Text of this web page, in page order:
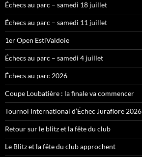
Échecs au parc – samedi 18 juillet
Échecs au parc – samedi 11 juillet
1er Open EstiValdoie
Échecs au parc – samedi 4 juillet
Échecs au parc 2026
Coupe Loubatière : la finale va commencer
Tournoi International d’Échec Juraflore 2026
Retour sur le blitz et la fête du club
Le Blitz et la fête du club approchent